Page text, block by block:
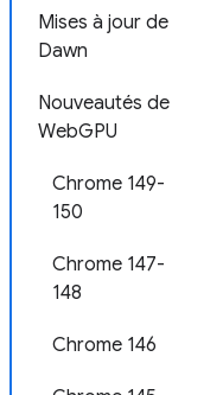
Mises à jour de
Dawn
Nouveautés de
WebGPU
Chrome 149-
150
Chrome 147-
148
Chrome 146